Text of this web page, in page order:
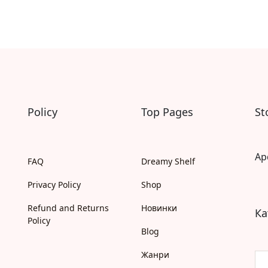
Policy
FAQ
Privacy Policy
Refund and Returns
Policy
Top Pages
Dreamy Shelf
Shop
Новинки
Blog
Жанри